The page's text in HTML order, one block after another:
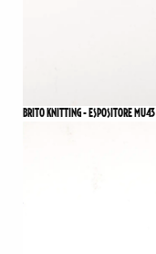
BRITO KNITTING - ESPOSITORE MU43